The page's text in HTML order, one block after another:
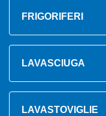
FRIGORIFERI
LAVASCIUGA
LAVASTOVIGLIE